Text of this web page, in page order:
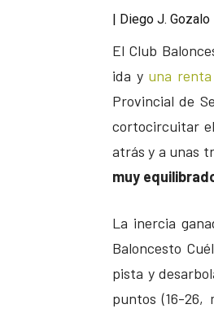
| Diego J. Gozalo
El Club
ida y una
Provincial de
cortocircuitar
atrás y a unas
muy
La inercia
Baloncesto
pista y
puntos (16-26,